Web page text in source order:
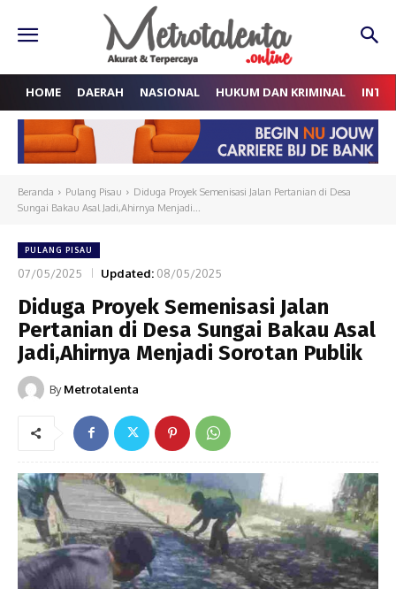
HOME DAERAH NASIONAL HUKUM DAN KRIMINAL
Beranda Pulang Pisau
Diduga Proyek Semenisasi Jalan Pertanian di Desa
Sungai Bakau Asal Jadi,Ahirnya Menjadi...
PULANG PISAU
07/05/2025 Updated: 08/05/2025
Diduga Proyek Semenisasi Jalan
Pertanian di Desa Sungai Bakau Asal
Jadi,Ahirnya Menjadi Sorotan Publik
By Metrotalenta